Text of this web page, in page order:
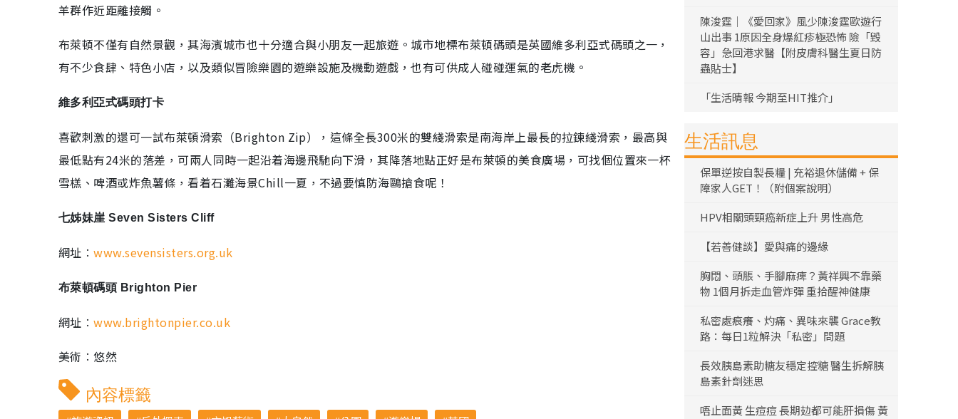
羊群作近距離接觸。
布萊頓不僅有自然景觀，其海濱城市也十分適合與小朋友一起旅遊。城市地標布萊頓碼頭是英國維多利亞式碼頭之一，
有不少食肆、特色小店，以及類似冒險樂園的遊樂設施及機動遊戲，也有可供成人碰碰運氣的老虎機。
維多利亞式碼頭打卡
喜歡刺激的還可一試布萊頓滑索（Brighton Zip），這條全長300米的雙綫滑索是南海岸上最長的拉鍊綫滑索，最高與
最低點有24米的落差，可兩人同時一起沿着海邊飛馳向下滑，其降落地點正好是布萊頓的美食廣場，可找個位置來一杯
雪榚、啤酒或炸魚薯條，看着石灘海景Chill一夏，不過要慎防海鷗搶食呢！
七姊妹崖 Seven Sisters Cliff
網址︰www.sevensisters.org.uk
布萊頓碼頭 Brighton Pier
網址︰www.brightonpier.co.uk
美術︰悠然
內容標籤
陳浚霆｜《愛回家》風少陳浚霆歐遊行
山出事 1原因全身爆紅疹極恐怖 險「毀
容」急回港求醫【附皮膚科醫生夏日防
蟲貼士】
「生活晴報 今期至HIT推介」
生活訊息
保單逆按自製長糧 | 充裕退休儲備 + 保
障家人GET！（附個案說明）
HPV相關頭頸癌新症上升 男性高危
【若善健談】愛與痛的邊緣
胸悶、頭脹、手腳麻痺？黃祥興不靠藥
物 1個月拆走血管炸彈 重拾醒神健康
私密處痕癢、灼痛、異味來襲 Grace教
路：每日1粒解決「私密」問題
長效胰島素助糖友穩定控糖 醫生拆解胰
島素針劑迷思
唔止面黃 生痘痘 長期攰都可能肝損傷 黃